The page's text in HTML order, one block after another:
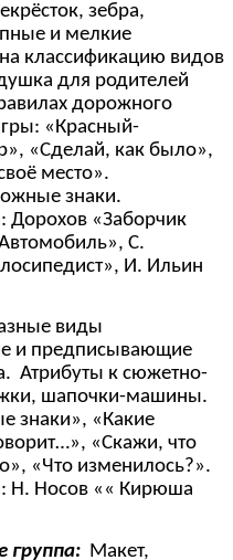
зебра,
и мелкие
классификацию видов
для родителей
дорожного
«Красный-
«Сделай, как было»,
место».
знаки.
Дорохов «Заборчик
С.
И. Ильин
виды
и предписывающие
Атрибуты к сюжетно-
шапочки-машины.
знаки», «Какие
«Скажи, что
«Что изменилось?».
Н. Носов «« Кирюша
группа: Макет,